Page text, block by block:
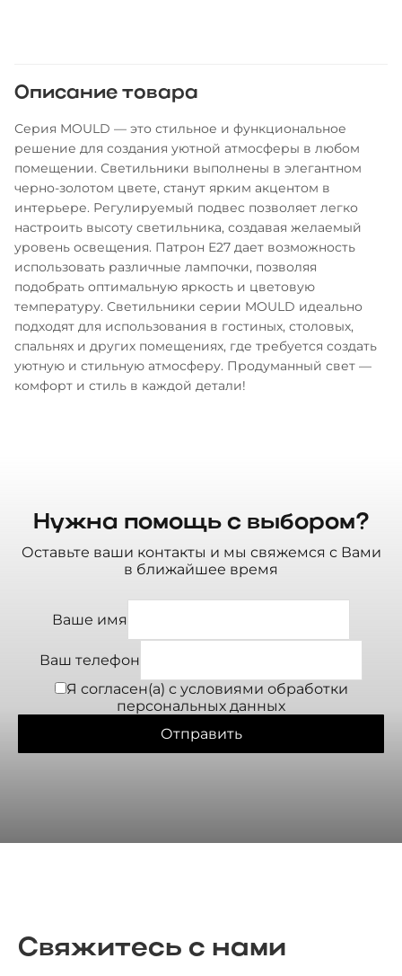
Описание товара
Серия MOULD — это стильное и функциональное
решение для создания уютной атмосферы в любом
помещении. Светильники выполнены в элегантном
черно-золотом цвете, станут ярким акцентом в
интерьере. Регулируемый подвес позволяет легко
настроить высоту светильника, создавая желаемый
уровень освещения. Патрон Е27 дает возможность
использовать различные лампочки, позволяя
подобрать оптимальную яркость и цветовую
температуру. Светильники серии MOULD идеально
подходят для использования в гостиных, столовых,
спальнях и других помещениях, где требуется создать
уютную и стильную атмосферу. Продуманный свет —
комфорт и стиль в каждой детали!
Нужна помощь с выбором?
Оставьте ваши контакты и мы свяжемся с Вами
в ближайшее время
Ваше имя
Ваш телефон
Я согласен(а) с условиями обработки
персональных данных
Отправить
Свяжитесь с нами